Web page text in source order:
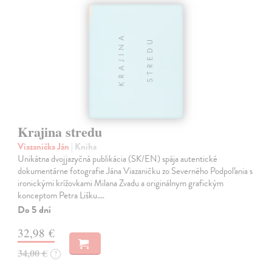
Krajina stredu
Viazanička Ján | Kniha
Unikátna dvojjazyčná publikácia (SK/EN) spája autentické
dokumentárne fotografie Jána Viazaničku zo Severného Podpoľania s
ironickými krížovkami Milana Zvadu a originálnym grafickým
konceptom Petra Lišku.…
Do 5 dní
32,98 €
34,00 € ?